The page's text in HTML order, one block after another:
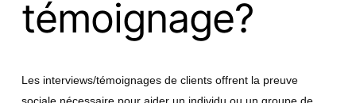
témoignage?
Les interviews/témoignages de clients offrent la preuve
sociale nécessaire pour aider un individu ou un groupe de